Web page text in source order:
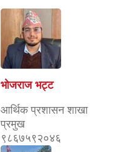
भोजराज भट्ट
आर्थिक प्रशासन शाखा
प्रमुख
९८६७५९२०४६